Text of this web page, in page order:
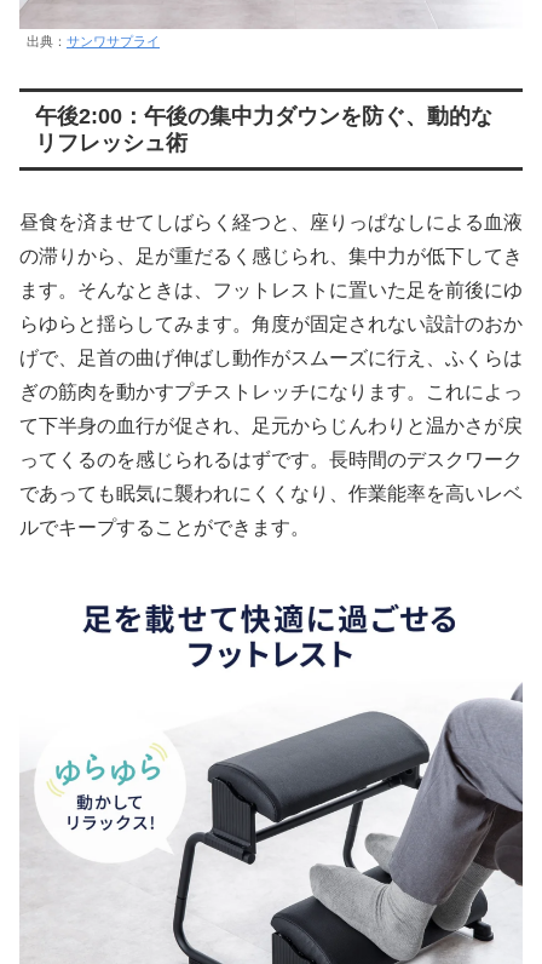
出典： サンワサプライ
午後2:00：午後の集中力ダウンを防ぐ、動的な
リフレッシュ術
昼食を済ませてしばらく経つと、座りっぱなしによる血液
の滞りから、足が重だるく感じられ、集中力が低下してき
ます。そんなときは、フットレストに置いた足を前後にゆ
らゆらと揺らしてみます。角度が固定されない設計のおか
げで、足首の曲げ伸ばし動作がスムーズに行え、ふくらは
ぎの筋肉を動かすプチストレッチになります。これによっ
て下半身の血行が促され、足元からじんわりと温かさが戻
ってくるのを感じられるはずです。長時間のデスクワーク
であっても眠気に襲われにくくなり、作業能率を高いレベ
ルでキープすることができます。